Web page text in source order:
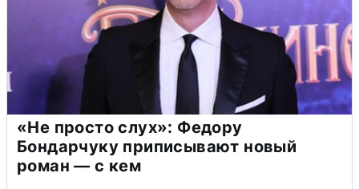
«Не просто слух»: Федору
Бондарчуку приписывают новый
роман — с кем